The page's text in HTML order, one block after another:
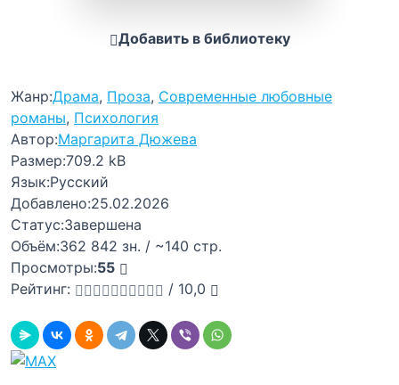
Добавить в библиотеку
Жанр:Драма, Проза, Современные любовные
романы, Психология
Автор:Маргарита Дюжева
Размер:709.2 kB
Язык:Русский
Добавлено:25.02.2026
Статус:Завершена
Объём:362 842 зн. / ~140 стр.
Просмотры:55
Рейтинг:
/ 10,0